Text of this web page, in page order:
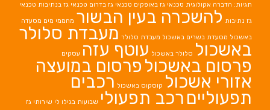
תגיות: הדברה אקולוגית טכנאי גז באופקים טכנאי גז בדרום טכנאי גז בנתיבות טכנאי
גז נתיבות להשכרה בעין הבשור מחממי מים מסעדה
באשכול מסעדת בשרים באשכול מעבדת סלולר מעבדת סלולר
באשכול סלולר באשכול עוטף עזה עסקים
פרסום באשכול פרסום במועצה
אזורי אשכול קוסקוס באשכול רכבים
תפעוליים רכב תפעולי שבועות בגילו לי שירותי גז